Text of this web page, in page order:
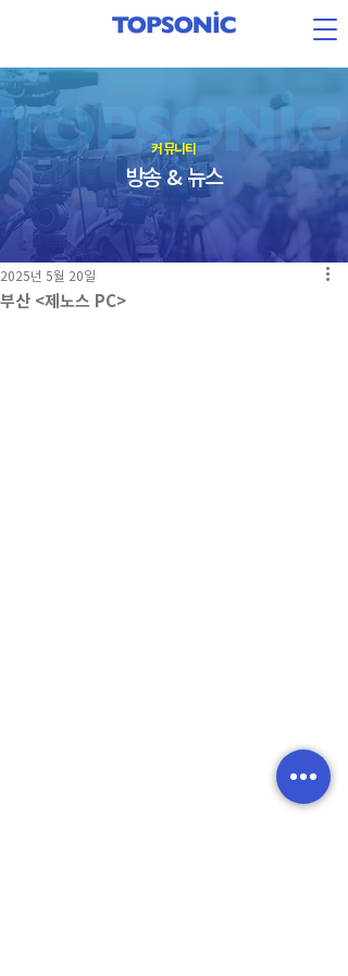
​커뮤니티
방송 & 뉴스
부산 <제노스 PC>
2025년 5월 20일